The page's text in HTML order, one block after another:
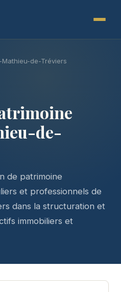
de-Tréviers
de-
de patrimoine
et professionnels de
dans la structuration et
immobiliers et